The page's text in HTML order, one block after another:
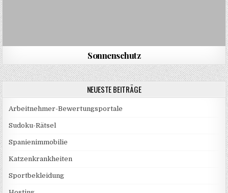
Sonnenschutz
NEUESTE BEITRÄGE
Arbeitnehmer-Bewertungsportale
Sudoku-Rätsel
Spanienimmobilie
Katzenkrankheiten
Sportbekleidung